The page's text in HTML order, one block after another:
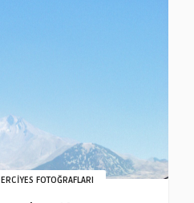
ERCİYES FOTOĞRAFLARI